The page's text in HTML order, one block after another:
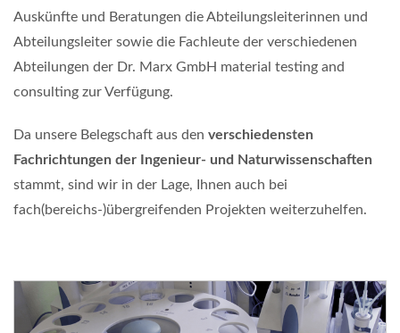
Auskünfte und Beratungen die Abteilungsleiterinnen und
Abteilungsleiter sowie die Fachleute der verschiedenen
Abteilungen der Dr. Marx GmbH material testing and
consulting zur Verfügung.
Da unsere Belegschaft aus den verschiedensten
Fachrichtungen der Ingenieur- und Naturwissenschaften
stammt, sind wir in der Lage, Ihnen auch bei
fach(bereichs-)übergreifenden Projekten weiterzuhelfen.